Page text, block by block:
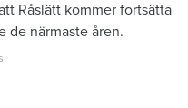
Råslätt kommer fortsätta
de närmaste åren.